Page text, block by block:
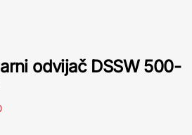
odvijač DSSW 500-